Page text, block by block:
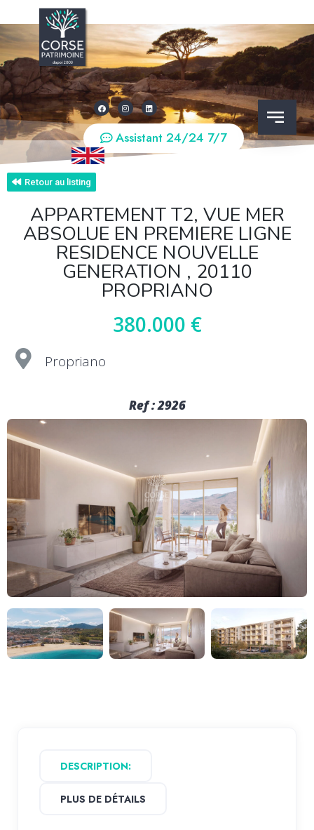
Assistant 24/24 7/7
Retour au listing
APPARTEMENT T2, VUE MER
ABSOLUE EN PREMIERE LIGNE
RESIDENCE NOUVELLE
GENERATION , 20110
PROPRIANO
380.000 €
Propriano
Ref : 2926
DESCRIPTION:
PLUS DE DÉTAILS